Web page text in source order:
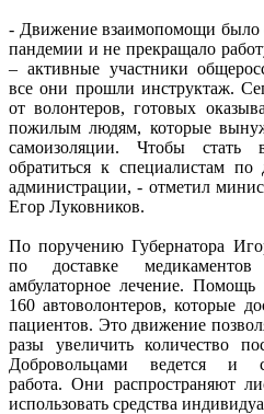
- Движение взаимопомощи было
пандемии и не прекращало
– активные участники
все они прошли инструктаж.
от волонтеров, готовых
пожилым людям, которые
самоизоляции. Чтобы стать
обратиться к специалистам
администрации, - отметил
Егор Луковников.
По поручению Губернатора
по доставке
амбулаторное лечение.
160 автоволонтеров, которые
пациентов. Это движение
разы увеличить количество
Добровольцами ведется и
работа. Они распространяют
использовать средства